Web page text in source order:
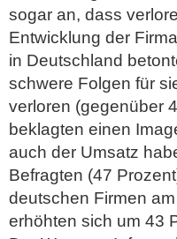
sogar an, dass
Entwicklung der
in Deutschland
schwere Folgen für
verloren (gegenüber
beklagten einen
auch der Umsatz
Befragten (47
deutschen Firmen
erhöhten sich um 43